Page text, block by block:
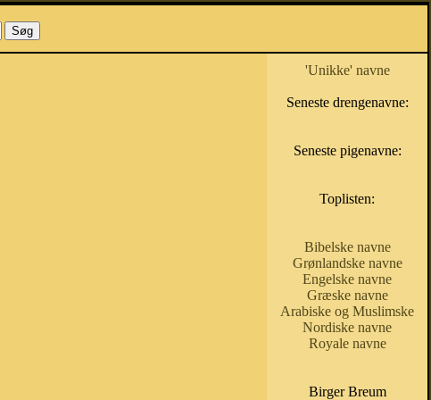
'Unikke' navne
Seneste drengenavne:
Seneste pigenavne:
Toplisten:
Bibelske navne
Grønlandske navne
Engelske navne
Græske navne
Arabiske og Muslimske
Nordiske navne
Royale navne
Birger Breum